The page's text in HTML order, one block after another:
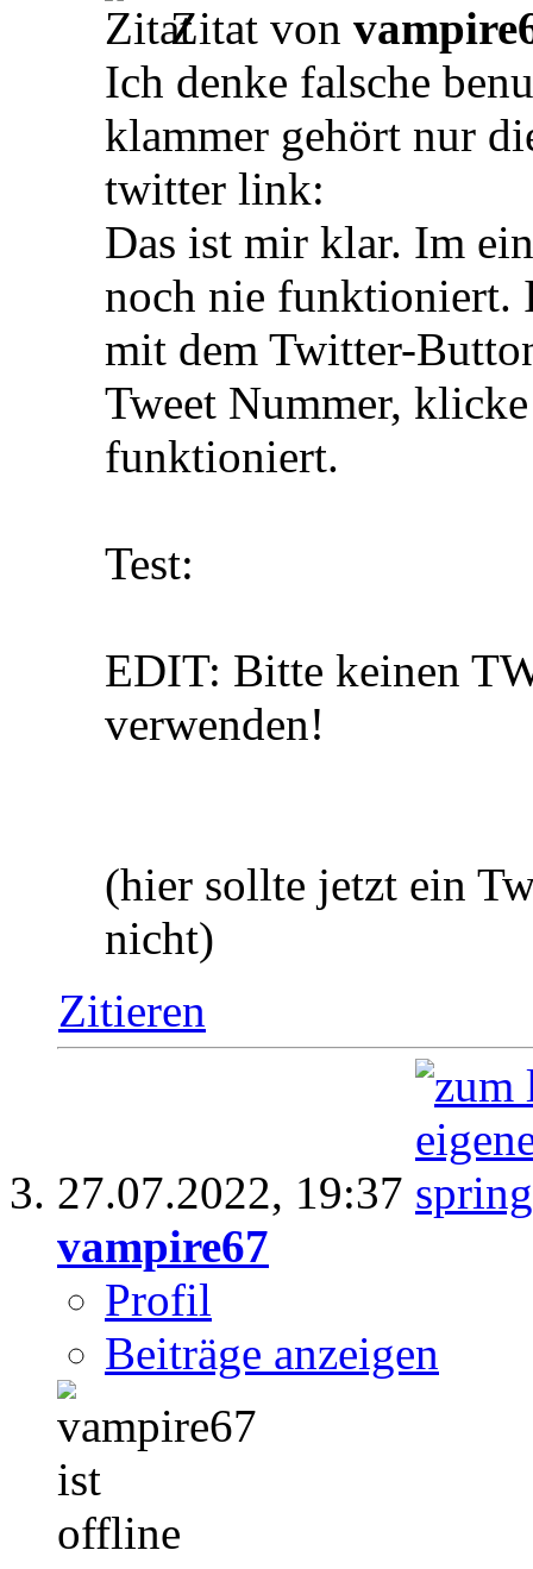
Zitat von
Ich denke falsche
klammer gehört nur
twitter link:
Das ist mir klar. Im
noch nie funktioniert.
mit dem Twitter-
Tweet Nummer,
funktioniert.
Test:
EDIT: Bitte keinen
verwenden!
(hier sollte jetzt ein
nicht)
Zitieren
27.07.2022, 19:37
vampire67
Profil
Beiträge anzeigen